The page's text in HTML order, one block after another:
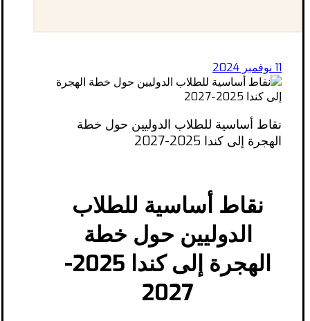
11 نوفمبر 2024
نقاط أساسية للطلاب الدوليين حول خطة
الهجرة إلى كندا 2025-2027
نقاط أساسية للطلاب
الدوليين حول خطة
الهجرة إلى كندا 2025-
2027